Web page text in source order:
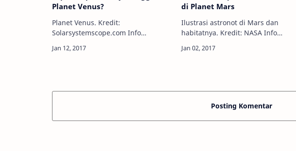
Planet Venus?
Planet Venus. Kredit:
Solarsystemscope.com Info
planet terdekat kedua dari Matahari
di Planet Mars
Ilustrasi astronot di Mars dan
habitatnya. Kredit: NASA Info
mendatang, misi mendaratkan
Posting Komentar